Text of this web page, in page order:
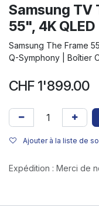
Samsung TV
55", 4K QLED
Samsung The Frame
Q-Symphony | Boîtier
CHF 1'899.00
Ajouter à la liste de
Expédition : Merci de